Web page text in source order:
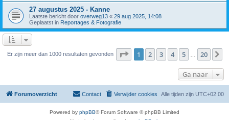
27 augustus 2025 - Kanne
Laatste bericht door overweg13 « 29 aug 2025, 14:08
Geplaatst in Reportages & Fotografie
Er zijn meer dan 1000 resultaten gevonden Pagina van 20
1 2 3 4 5 20
Ga naar
Forumoverzicht Alle tijden zijn UTC+02:00
Verwijder cookies
Contact
Powered by phpBB® Forum Software © phpBB Limited